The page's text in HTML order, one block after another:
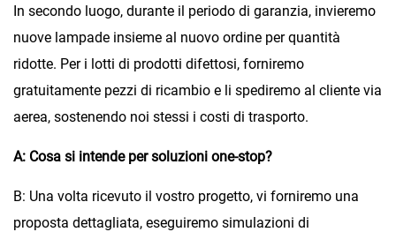
In secondo luogo, durante il periodo di garanzia, invieremo
nuove lampade insieme al nuovo ordine per quantità
ridotte. Per i lotti di prodotti difettosi, forniremo
gratuitamente pezzi di ricambio e li spediremo al cliente via
aerea, sostenendo noi stessi i costi di trasporto.
A: Cosa si intende per soluzioni one-stop?
B: Una volta ricevuto il vostro progetto, vi forniremo una
proposta dettagliata, eseguiremo simulazioni di